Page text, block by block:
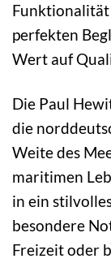
perfekten
Wert auf
Die Paul
die
Weite des
maritimen
in ein
besondere
Freizeit oder